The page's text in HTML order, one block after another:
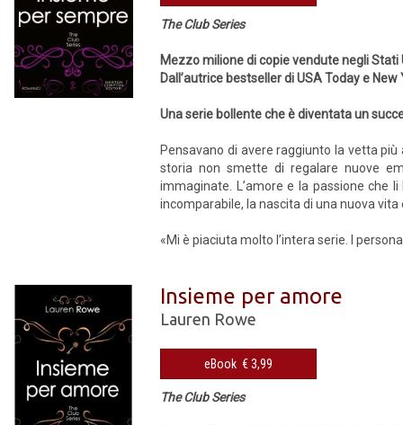
The Club Series
Mezzo milione di copie vendute negli Stati
Dall’autrice bestseller di USA Today e
Una serie bollente che è diventata un
Pensavano di avere raggiunto la vetta
storia non smette di regalare nuove
immaginate. L’amore e la passione che
incomparabile, la nascita di una nuova
«Mi è piaciuta molto l’intera serie. I
Insieme per amore
Lauren Rowe
eBook € 3,99
The Club Series